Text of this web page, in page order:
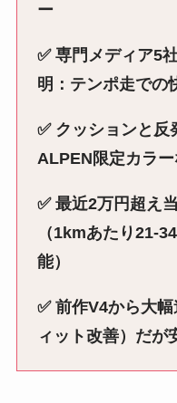
ー
✅ 専門メディア5
明：テンポ走での
✅ クッションと反
ALPEN限定カラ
✅ 最近2万円超え
（1kmあたり21-
能）
✅ 前作V4から大
ィット改善）だが